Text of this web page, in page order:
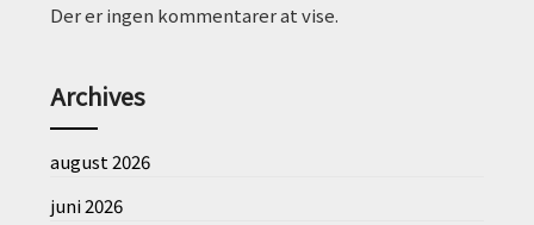
Der er ingen kommentarer at vise.
Archives
august 2026
juni 2026